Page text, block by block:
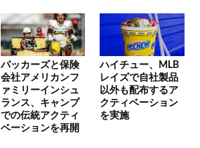
パッカーズと保険
会社アメリカンフ
ァミリーインシュ
ランス、キャンプ
での伝統アクティ
ベーションを再開
ハイチュー、MLB
レイズで自社製品
以外も配布するア
クティベーション
を実施